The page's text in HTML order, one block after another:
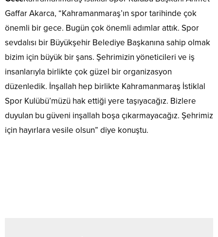
Gaffar Akarca, “Kahramanmaraş’ın spor tarihinde çok
önemli bir gece. Bugün çok önemli adımlar attık. Spor
sevdalısı bir Büyükşehir Belediye Başkanına sahip olmak
bizim için büyük bir şans. Şehrimizin yöneticileri ve iş
insanlarıyla birlikte çok güzel bir organizasyon
düzenledik. İnşallah hep birlikte Kahramanmaraş İstiklal
Spor Kulübü’müzü hak ettiği yere taşıyacağız. Bizlere
duyulan bu güveni inşallah boşa çıkarmayacağız. Şehrimiz
için hayırlara vesile olsun” diye konuştu.